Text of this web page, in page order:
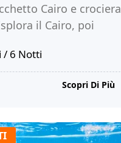
Cairo e crociera
il Cairo, poi
con noi!
/ 6 Notti
Scopri Di Più